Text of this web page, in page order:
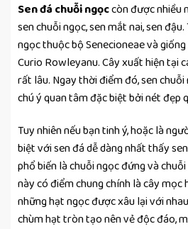
Sen đá chuỗi ngọccòn được nhiều
sen chuỗi ngọc, sen mắt nai, sen
ngọc thuộc bộ Senecioneae và
Curio Rowleyanu. Cây xuất hiện tại
rất lâu. Ngay thời điểm đó, sen
chú ý quan tâm đặc biệt bởi nét đẹp
Tuy nhiên nếu bạn tinh ý, hoặc là
biệt với sen đá dễ dàng nhất thấy
phổ biến là chuỗi ngọc đứng và
này có điểm chung chính là cây mọc
những hạt ngọc được xâu lại với
chùm hạt tròn tạo nên vẻ độc đáo,